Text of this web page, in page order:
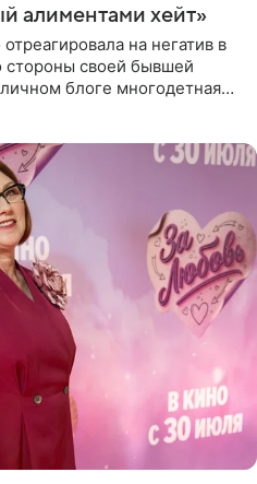
алиментами хейт»
на негатив в
стороны своей бывшей
блоге многодетная